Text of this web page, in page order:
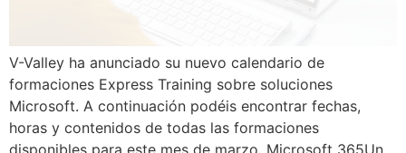
V-Valley ha anunciado su nuevo calendario de
formaciones Express Training sobre soluciones
Microsoft. A continuación podéis encontrar fechas,
horas y contenidos de todas las formaciones
disponibles para este mes de marzo. Microsoft 365Un